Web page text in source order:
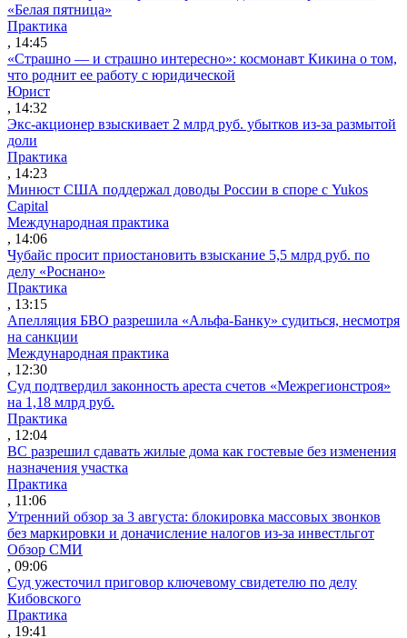
«Белая пятница»
Практика
, 14:45
«Страшно — и страшно интересно»: космонавт Кикина о том,
что роднит ее работу с юридической
Юрист
, 14:32
Экс-акционер взыскивает 2 млрд руб. убытков из-за размытой
доли
Практика
, 14:23
Минюст США поддержал доводы России в споре с Yukos
Capital
Международная практика
, 14:06
Чубайс просит приостановить взыскание 5,5 млрд руб. по
делу «Роснано»
Практика
, 13:15
Апелляция БВО разрешила «Альфа-Банку» судиться, несмотря
на санкции
Международная практика
, 12:30
Суд подтвердил законность ареста счетов «Межрегионстроя»
на 1,18 млрд руб.
Практика
, 12:04
ВС разрешил сдавать жилые дома как гостевые без изменения
назначения участка
Практика
, 11:06
Утренний обзор за 3 августа: блокировка массовых звонков
без маркировки и доначисление налогов из-за инвестльгот
Обзор СМИ
, 09:06
Суд ужесточил приговор ключевому свидетелю по делу
Кибовского
Практика
, 19:41